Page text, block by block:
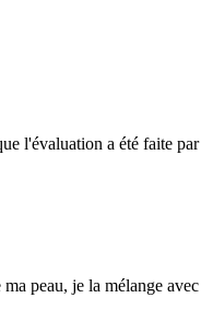
l'évaluation a été faite
peau, je la mélange